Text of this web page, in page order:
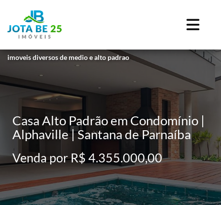
imoveis diversos de medio e alto padrao
Casa Alto Padrão em Condomínio |
Alphaville | Santana de Parnaíba
Venda por R$ 4.355.000,00